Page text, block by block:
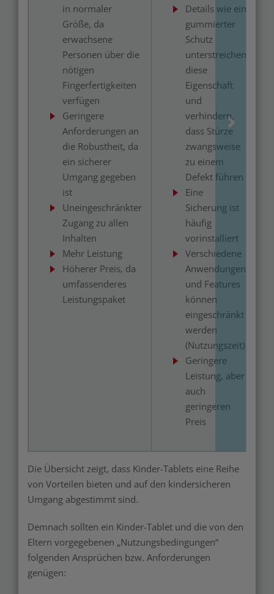
in normaler
Größe, da
erwachsene
Personen über die
nötigen
Fingerfertigkeiten
verfügen
Geringere
Anforderungen an
die Robustheit, da
ein sicherer
Umgang gegeben
ist
Uneingeschränkter
Zugang zu allen
Inhalten
Mehr Leistung
Höherer Preis, da
umfassenderes
Leistungspaket
Details wie ein
gummierter
Schutz
unterstreichen
diese
Eigenschaft
und
verhindern,
dass Stürze
zwangsweise
zu einem
Defekt führen
Eine
Sicherung ist
häufig
vorinstalliert
Verschiedene
Anwendungen
und Features
können
eingeschränkt
werden
(Nutzungszeit)
Geringere
Leistung, aber
auch
geringeren
Preis
Die Übersicht zeigt, dass Kinder-Tablets eine Reihe
von Vorteilen bieten und auf den kindersicheren
Umgang abgestimmt sind.
Demnach sollten ein Kinder-Tablet und die von den
Eltern vorgegebenen „Nutzungsbedingungen“
folgenden Ansprüchen bzw. Anforderungen
genügen: